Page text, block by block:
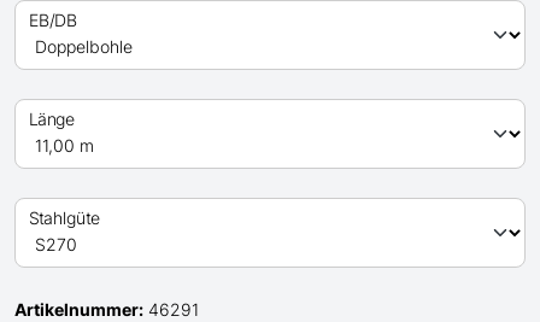
EB/DB
Länge
Stahlgüte
Artikelnummer: 46291